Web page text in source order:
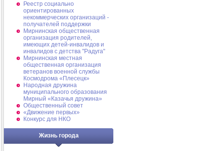
Реестр социально
ориентированных
некоммерческих организаций -
получателей поддержки
Мирнинская общественная
организация родителей,
имеющих детей-инвалидов и
инвалидов с детства "Радуга"
Мирнинская местная
общественная организация
ветеранов военной службы
Космодрома «Плесецк»
Народная дружина
муниципального образования
Мирный «Казачья дружина»
Общественный совет
«Движение первых»
Конкурс для НКО
Жизнь города